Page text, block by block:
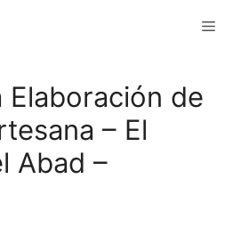
Elaboración de
– El
Abad –